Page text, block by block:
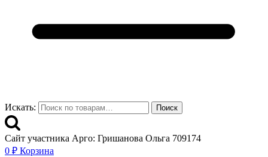
Искать: Поиск
Сайт участника Арго: Гришанова Ольга 709174
0 ₽ Корзина